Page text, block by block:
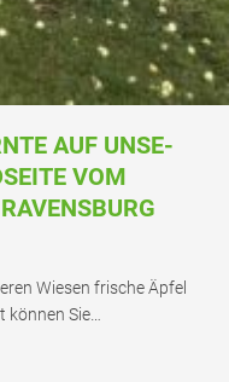
AUF UNSE­
VOM
Wie­sen fri­sche Äpfel
Sie…
auf unse­ren Wie­sen